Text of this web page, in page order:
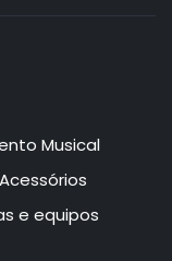
Musical
e equipos